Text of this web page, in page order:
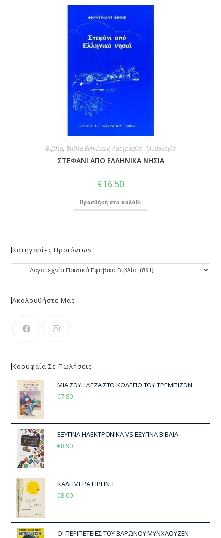
Βιβλία, Βιβλία Ενηλίκων,Λαογραφία - Μυθολογία
ΣΤΕΦΑΝΙ ΑΠΟ ΕΛΛΗΝΙΚΑ ΝΗΣΙΑ
€16.50
Προσθήκη στο καλάθι
Κατηγορίες Προϊόντων
Ακολουθήστε Μας
Κορυφαία Σε Πωλήσεις
ΜΙΑ ΣΟΥΗΔΕΖΑ ΣΤΟ ΚΟΛΕΓΙΟ ΤΟΥ ΤΡΕΜΠΙΖΟΝ
€7.80
ΕΞΥΠΝΑ ΗΛΕΚΤΡΟΝΙΚΑ VS ΕΞΥΠΝΑ ΒΙΒΛΙΑ
€8.90
ΚΑΛΗΜΕΡΑ ΕΙΡΗΝΗ
€8.00
ΟΙ ΠΕΡΙΠΕΤΕΙΕΣ ΤΟΥ ΒΑΡΩΝΟΥ ΜΥΝΧΑΟΥΖΕΝ